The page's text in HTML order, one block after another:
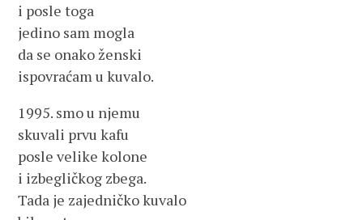
i posle toga
jedino sam mogla
da se onako ženski
ispovraćam u kuvalo.
1995. smo u njemu
skuvali prvu kafu
posle velike kolone
i izbegličkog zbega.
Tada je zajedničko kuvalo